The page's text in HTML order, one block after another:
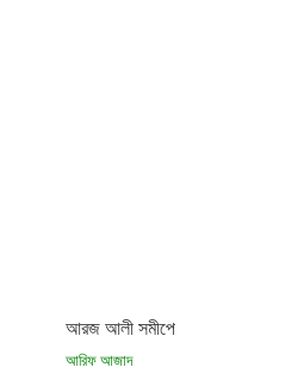
আরজ আলী সমীপে
আরিফ আজাদ